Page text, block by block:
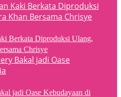
Berkata Diproduksi Ulang,
Chrisye
jadi Oase Kebudayaan di